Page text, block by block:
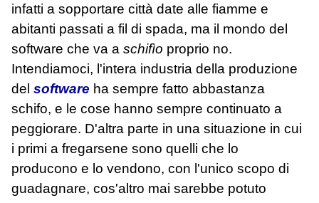
infatti a sopportare città date alle fiamme e
abitanti passati a fil di spada, ma il mondo del
software che va a schifìo proprio no.
Intendiamoci, l'intera industria della produzione
del software ha sempre fatto abbastanza
schifo, e le cose hanno sempre continuato a
peggiorare. D'altra parte in una situazione in cui
i primi a fregarsene sono quelli che lo
producono e lo vendono, con l'unico scopo di
guadagnare, cos'altro mai sarebbe potuto